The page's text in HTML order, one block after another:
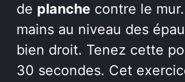
de planche contre le
mains au niveau des
bien droit. Tenez cette
30 secondes. Cet